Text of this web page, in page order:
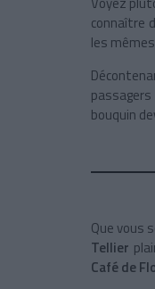
connaître
les
bouquin
Que vous
Tellier
Café de